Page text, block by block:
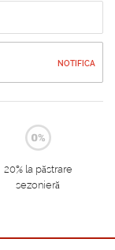
NOTIFICA
20% la păstrare
sezonieră